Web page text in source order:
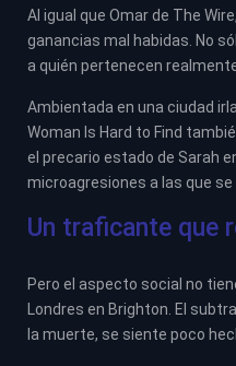
Al igual que Omar de The
ganancias mal habidas. No
a quién pertenecen
Ambientada en una ciudad
Woman Is Hard to Find
el precario estado de Sarah
microagresiones a las que
Un traficante que
Pero el aspecto social no
Londres en Brighton. El
la muerte, se siente poco